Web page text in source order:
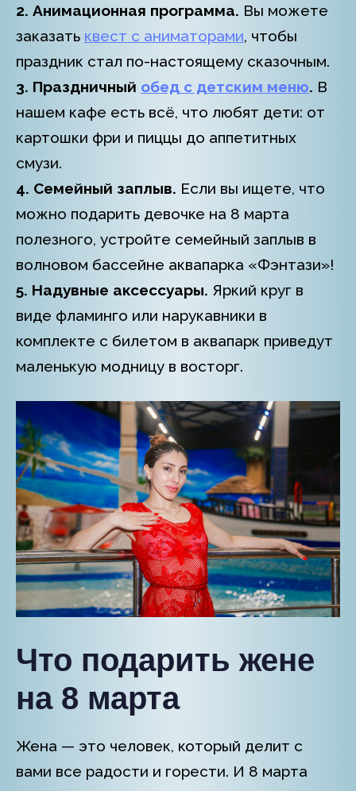
2. Анимационная программа. Вы можете
заказать квест с аниматорами, чтобы
праздник стал по-настоящему сказочным.
3. Праздничный обед с детским меню. В
нашем кафе есть всё, что любят дети: от
картошки фри и пиццы до аппетитных
смузи.
4. Семейный заплыв. Если вы ищете, что
можно подарить девочке на 8 марта
полезного, устройте семейный заплыв в
волновом бассейне аквапарка «Фэнтази»!
5. Надувные аксессуары. Яркий круг в
виде фламинго или нарукавники в
комплекте с билетом в аквапарк приведут
маленькую модницу в восторг.
Что подарить жене
на 8 марта
Жена — это человек, который делит с
вами все радости и горести. И 8 марта